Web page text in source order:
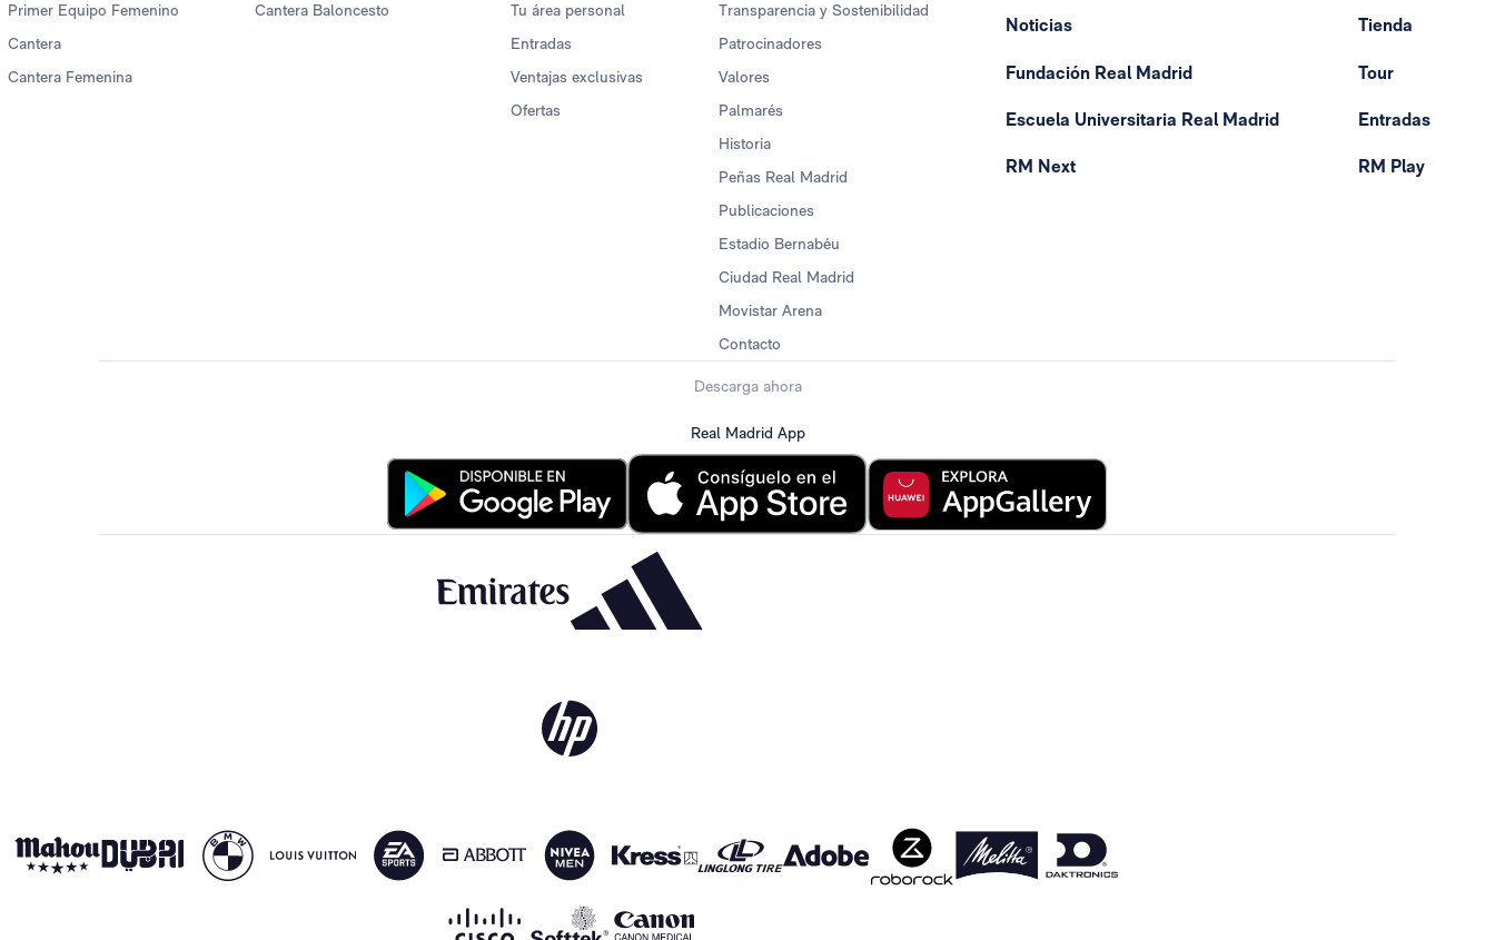
Primer Equipo Femenino
Cantera
Cantera Femenina
Cantera Baloncesto
Tu área personal
Entradas
Ventajas exclusivas
Ofertas
Transparencia y Sostenibilidad
Patrocinadores
Valores
Palmarés
Historia
Peñas Real Madrid
Publicaciones
Estadio Bernabéu
Ciudad Real Madrid
Movistar Arena
Contacto
Noticias
Fundación Real Madrid
Escuela Universitaria Real Madrid
RM Next
Tienda
Tour
Entradas
RM Play
Descarga ahora
Real Madrid App